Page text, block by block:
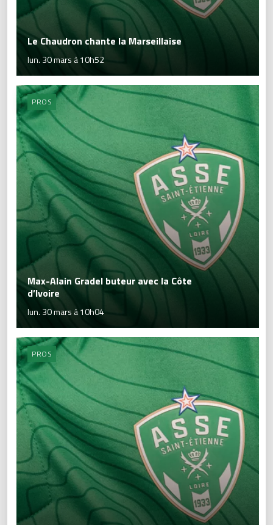
Le Chaudron chante la Marseillaise
lun. 30 mars à 10h52
PROS
Max-Alain Gradel buteur avec la Côte
d’Ivoire
lun. 30 mars à 10h04
PROS